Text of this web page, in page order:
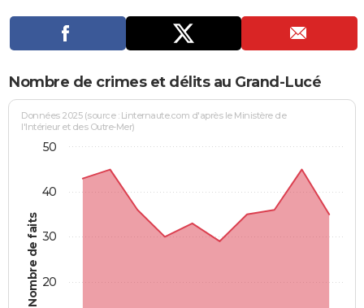
S'inscrire
Se connecter
Lycées
Collèges
Primaires
Universités
Entreprises
Service militaire
Avis de recherche
AVIS DE DÉCÈS
FORUM
Bricolage
Lifestyle
Culture
Sport
Auto
Television
Voyage
Cinema
Nombre de crimes et délits au Grand-Lucé
Nombre de faits
Données 2025 (source : Linternaute.com d'après le Ministère de
l'Intérieur et des Outre-Mer)
20
30
40
50